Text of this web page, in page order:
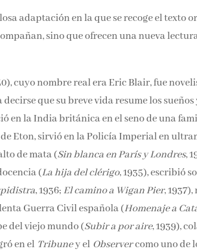
adaptación en la que se recoge el texto
sino que ofrecen una nueva
cuyo nombre real era Eric Blair, fue
que su breve vida resume los sueños
en la India británica en el seno de una
Eton, sirvió en la Policía Imperial en
de mata (Sin blanca en París y Londres,
(La hija del clérigo, 1935), escribió
, 1936; El camino a Wigan Pier,
Guerra Civil española (Homenaje a
del viejo mundo (Subir a por aire, 1939),
en el Tribuney el Observercomo uno de